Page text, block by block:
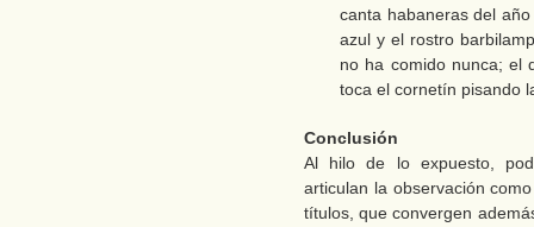
canta habaneras del
azul y el rostro
no ha comido nunca; el
toca el cornetín pisando
Conclusión
Al hilo de lo expuesto,
articulan la observación
títulos, que convergen